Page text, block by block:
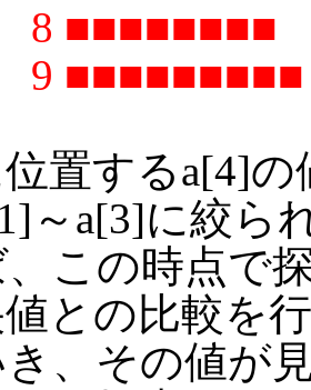
8 ■■■■■■■■
9 ■■■■■■■■■
置するa[4]の
～a[3]に絞ら
この時点で
との比較を
、その値が